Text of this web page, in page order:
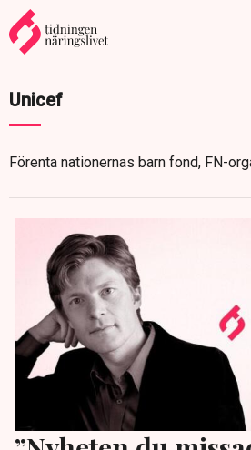
Unicef
Förenta nationernas barn fond, FN-